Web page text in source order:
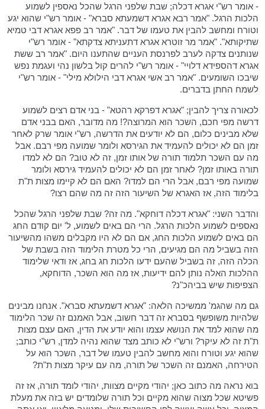
- אומר רש"י אגרא דכלה; שבת שלפני הרגל שהכל נאספין לשמוע
הלכות הרגל. "אמר רבא אגרא דשמעתא סברא" - אומר רש"י שהוא יגע
וטורח ומחשב להבין את טעמו של דבר. "אמר רב פפא אגרא דבי טמיא
שתיקותא". "אמר מר זוטרא אגרא דתעניתא צדקתא" - אומר רש"י
שנותנים צדקה לערב לפרנסת העניים שהתענו היום. "אמר רב ששת
אגרא דהספידא דלויי" - אומר רש"י להרים קול בלשון נהי ועגמת נפש
שיבכו השומעים. "אמר רב אשי אגרא דבי הילולא מילי" - אומר רש"י
לשמח החתן בדברים.
לכאורה צריך להבין; "אגרא דפרקא רהטא" - בני אדם רצים לשמוע
דרשה מפי חכם, השכר הוא המרוצה?! מה מדובר, האם בבני אדם
שלא מבינים כלום, הם לא יודעים את הדרשה, רש"י אומר שרק לאחר
זמן הם לא יכולים להעמיד את הגירסא ולומר שמועה מפי רבם. אבל
מה עם השכר תלמוד תורה של אותו זמן, זה לא טוב? הם לא למדו
תורה באותו זמן? לאחר זמן הם לא יכולים להעמיד גירסא ולומר
שמועה מפי רבם, אבל הרי הם למדו? האם הם לא קיימו מצות ת"ת
בלימוד הזה, אז האגרא של השיעור הזה זה מה שהם רצו?
והדבר השני: "אגרא דכלה דוחקא". מה זה? שבת שלפני הרגל שהכל
נאספים לשמוע הלכות הרגל. הרי הם באים לשמוע, ל' יום קודם החג
הם באים לשמוע הלכות החג, אם הם לא היו מקבלים משהו מהשיעור
הזה בשביל מה הם מגיעים, הרי כל מטרת הלימוד הזה בשבת של
הכלה הזה, זה בשביל שהעם ידעו הלכות חג בחג, אז ודאי שלימוד
ההלכות האלה נותן להם ידיעות, אז מה הוא השכר, הדוחקא,
הצפיפות שיש בביהכ"נ?
גם מה שהגמ' ממשיכה הלאה: "אגרא דשמעתא סברא". אנחנו מבינים
שלהיות משופשף בסברא זה דבר חשוב, אבל האמנם זה שכר הלימוד
מה שהוא למד את הנושא עצמו והוא יודע את הדין, האם עצם מצות
ת"ת זה לא עיקר? ורש"י לא כותב מצד שהוא נהיה למדן, רש"י כותב;
שהוא יגע וטורח והוא מחשב להבין טעמו של דבר, השכר הוא על
הטירחה, האמנם זה השכר של תורה, מה עם עיקר מצות ת"ת?
בוא נראה מה כתוב כאן; יהודי מקיים מצוות, יהודי לומד תורה, אז זה
פשיטא שכל מצוה שהוא מקיים וכל תורה שלומדים יש בזה את מעלת